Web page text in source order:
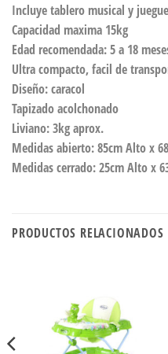
Incluye tablero musical y
Capacidad maxima 15kg
Edad recomendada: 5 a 18
Ultra compacto, facil de
Diseño: caracol
Tapizado acolchonado
Liviano: 3kg aprox.
Medidas abierto: 85cm Alto x
Medidas cerrado: 25cm Alto x
PRODUCTOS RELACIONADOS